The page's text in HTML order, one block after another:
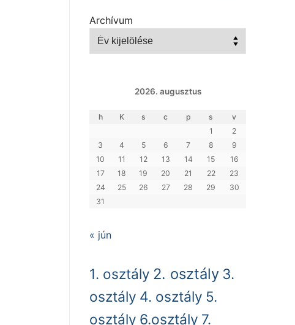
Archívum
2026. augusztus
h K s c p s
v
1
2
3
4 5 6 7 8
9
10
11 12 13 14 15
16
17
18 19 20 21 22
23
24
25 26 27 28 29
30
31
« jún
1. osztály 2. osztály 3.
osztály 4. osztály 5.
osztály 6.osztály 7.